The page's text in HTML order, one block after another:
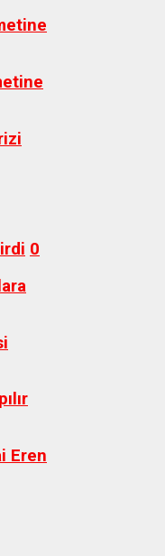
0
Eren